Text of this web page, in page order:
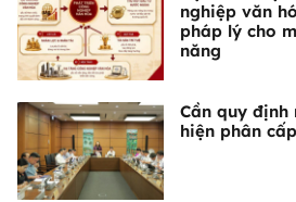
nghiệp văn
pháp lý cho
năng
Cần quy
hiện phân